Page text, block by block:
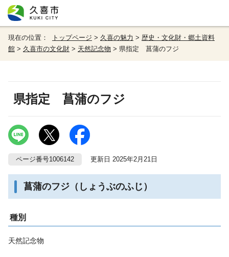
現在の位置： トップページ > 久喜の魅力 > 歴史・文化財・郷土資料
館 > 久喜市の文化財 > 天然記念物 > 県指定 菖蒲のフジ
県指定 菖蒲のフジ
ページ番号1006142 更新日 2025年2月21日
菖蒲のフジ（しょうぶのふじ）
種別
天然記念物